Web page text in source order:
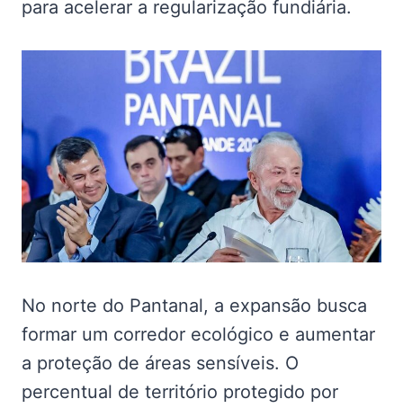
para acelerar a regularização fundiária.
No norte do Pantanal, a expansão busca
formar um corredor ecológico e aumentar
a proteção de áreas sensíveis. O
percentual de território protegido por